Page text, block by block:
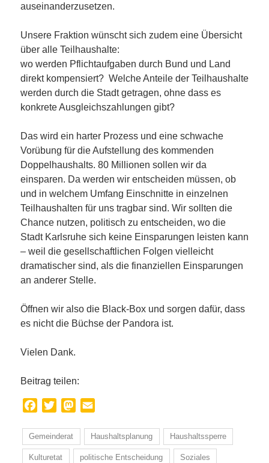
auseinanderzusetzen.
Unsere Fraktion wünscht sich zudem eine Übersicht
über alle Teilhaushalte:
wo werden Pflichtaufgaben durch Bund und Land
direkt kompensiert? Welche Anteile der Teilhaushalte
werden durch die Stadt getragen, ohne dass es
konkrete Ausgleichszahlungen gibt?
Das wird ein harter Prozess und eine schwache
Vorübung für die Aufstellung des kommenden
Doppelhaushalts. 80 Millionen sollen wir da
einsparen. Da werden wir entscheiden müssen, ob
und in welchem Umfang Einschnitte in einzelnen
Teilhaushalten für uns tragbar sind. Wir sollten die
Chance nutzen, politisch zu entscheiden, wo die
Stadt Karlsruhe sich keine Einsparungen leisten kann
– weil die gesellschaftlichen Folgen vielleicht
dramatischer sind, als die finanziellen Einsparungen
an anderer Stelle.
Öffnen wir also die Black-Box und sorgen dafür, dass
es nicht die Büchse der Pandora ist.
Vielen Dank.
Beitrag teilen:
Facebook
TwitterMastodon
Gemeinderat Haushaltsplanung Haushaltssperre
Kulturetat politische Entscheidung Soziales